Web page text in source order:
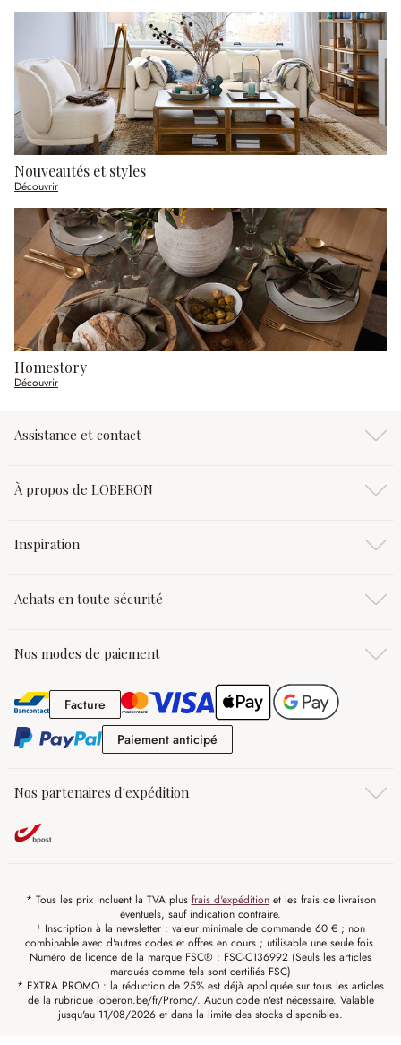
Nouveautés et styles
Découvrir
Homestory
Découvrir
Assistance et contact
À propos de LOBERON
Inspiration
Achats en toute sécurité
Nos modes de paiement
FactureFacture
Paiement anticipé
Nos partenaires d'expédition
* Tous les prix incluent la TVA plus frais d'expéditionet les frais de livraison
éventuels, sauf indication contraire.
¹ Inscription à la newsletter : valeur minimale de commande 60 € ; non
combinable avec d'autres codes et offres en cours ; utilisable une seule fois.
Numéro de licence de la marque FSC® : FSC-C136992 (Seuls les articles
marqués comme tels sont certifiés FSC)
* EXTRA PROMO : la réduction de 25% est déjà appliquée sur tous les articles
de la rubrique loberon.be/fr/Promo/. Aucun code n'est nécessaire. Valable
jusqu'au 11/08/2026 et dans la limite des stocks disponibles.